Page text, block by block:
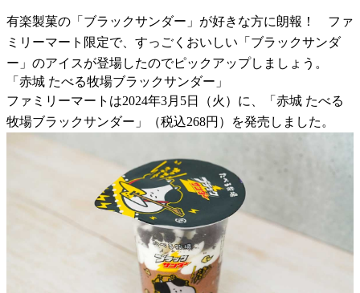
有楽製菓の「ブラックサンダー」が好きな方に朗報！ ファ
ミリーマート限定で、すっごくおいしい「ブラックサンダ
ー」のアイスが登場したのでピックアップしましょう。
「赤城 たべる牧場ブラックサンダー」
ファミリーマートは2024年3月5日（火）に、「赤城 たべる
牧場ブラックサンダー」（税込268円）を発売しました。